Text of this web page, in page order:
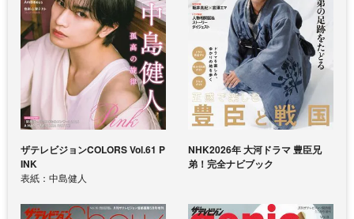
ザテレビジョンCOLORS Vol.61 P
INK
表紙：中島健人
NHK2026年 大河ドラマ 豊臣兄
弟！完全ナビブック